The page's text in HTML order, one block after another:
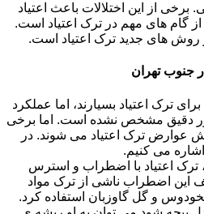
از این اختلالات باعث اعتیاد
گام های مهم در ترک اعتیاد است.
روش های جدید ترک اعتیاد است.
جنوب تهران
ترک اعتیاد بسیارند، اما عملکرد
دقیق مشخص نشده است. اما برخی
عوارض ترک اعتیاد می شوند. در
اشاره می کنیم.
ترک اعتیاد با اضطراب و استرس
این اضطراب ناشی از ترک مواد
و گل گاوزبان استفاده کرد.